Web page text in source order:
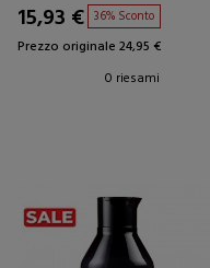
15,93 € 36% Sconto
Prezzo originale 24,95 €
0 riesami